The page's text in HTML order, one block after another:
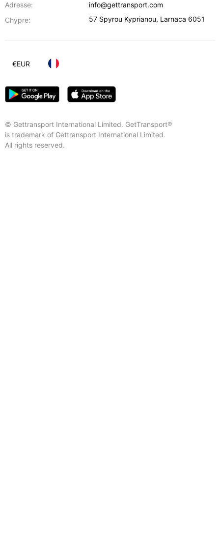
Adresse:
info@gettransport.com
Chypre:
57 Spyrou Kyprianou, Larnaca 6051
© Gettransport International Limited. GetTransport®
is trademark of Gettransport International Limited.
All rights reserved.
€EUR